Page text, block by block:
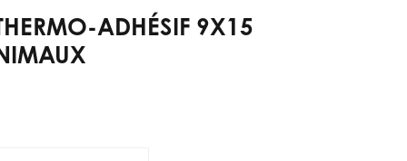
ADHÉSIF 9X15